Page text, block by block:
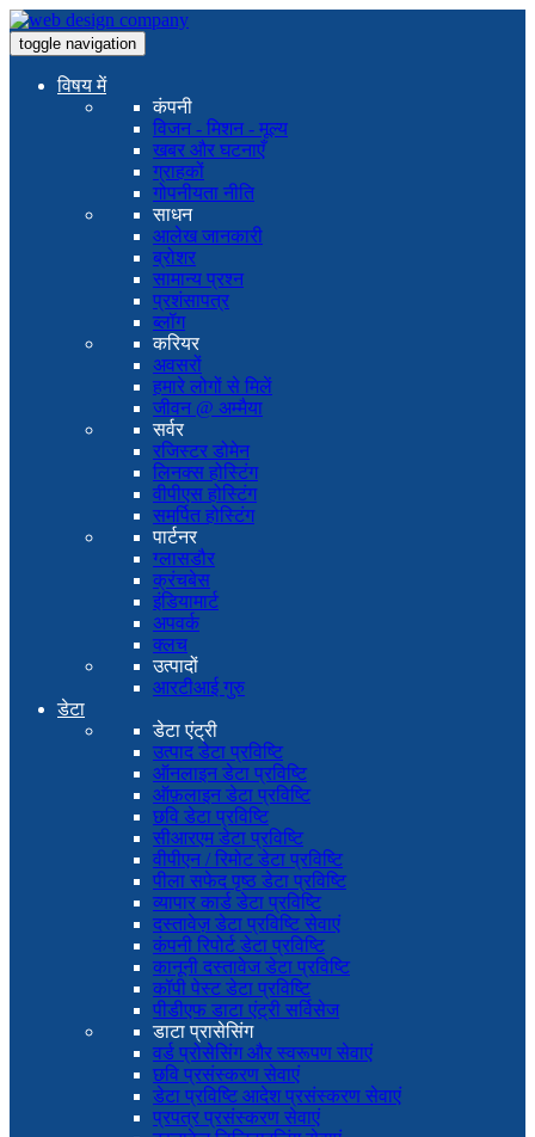
toggle navigation
विषय में
कंपनी
विजन - मिशन - मूल्य
खबर और घटनाएँ
ग्राहकों
गोपनीयता नीति
साधन
आलेख जानकारी
ब्रोशर
सामान्य प्रश्न
प्रशंसापत्र
ब्लॉग
करियर
अवसरों
हमारे लोगों से मिलें
जीवन @ अम्मैया
सर्वर
रजिस्टर डोमेन
लिनक्स होस्टिंग
वीपीएस होस्टिंग
समर्पित होस्टिंग
पार्टनर
ग्लासडौर
क्रंचबेस
इंडियामार्ट
अपवर्क
क्लच
उत्पादों
आरटीआई गुरु
डेटा
डेटा एंट्री
उत्पाद डेटा प्रविष्टि
ऑनलाइन डेटा प्रविष्टि
ऑफ़लाइन डेटा प्रविष्टि
छवि डेटा प्रविष्टि
सीआरएम डेटा प्रविष्टि
वीपीएन / रिमोट डेटा प्रविष्टि
पीला सफेद पृष्ठ डेटा प्रविष्टि
व्यापार कार्ड डेटा प्रविष्टि
दस्तावेज़ डेटा प्रविष्टि सेवाएं
कंपनी रिपोर्ट डेटा प्रविष्टि
कानूनी दस्तावेज डेटा प्रविष्टि
कॉपी पेस्ट डेटा प्रविष्टि
पीडीएफ डाटा एंट्री सर्विसेज
डाटा प्रासेसिंग
वर्ड प्रोसेसिंग और स्वरूपण सेवाएं
छवि प्रसंस्करण सेवाएं
डेटा प्रविष्टि आदेश प्रसंस्करण सेवाएं
प्रपत्र प्रसंस्करण सेवाएं